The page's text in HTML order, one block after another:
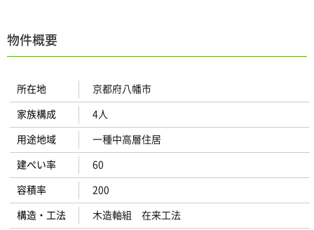
物件概要
所在地 京都府八幡市
家族構成 4人
用途地域 一種中高層住居
建ぺい率 60
容積率 200
構造・工法 木造軸組 在来工法